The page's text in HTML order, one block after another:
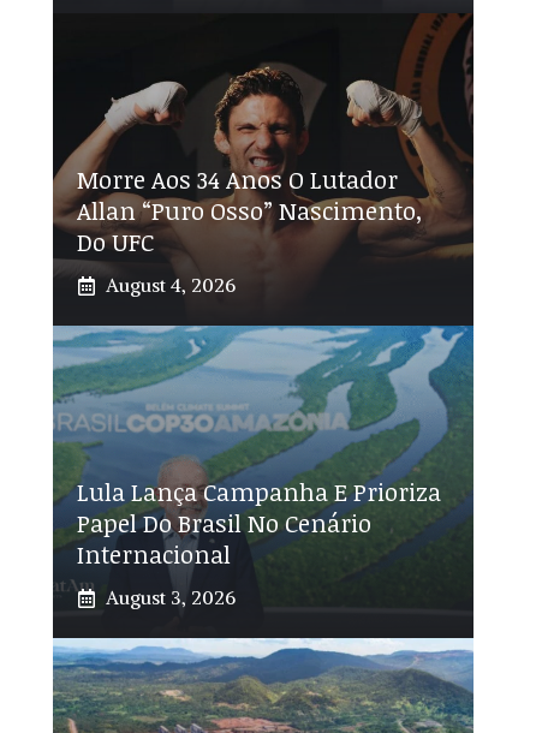
Morre Aos 34 Anos O Lutador
Allan “Puro Osso” Nascimento,
Do UFC
August 4, 2026
Lula Lança Campanha E Prioriza
Papel Do Brasil No Cenário
Internacional
August 3, 2026